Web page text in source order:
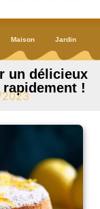
Maison Jardin
un délicieux
!